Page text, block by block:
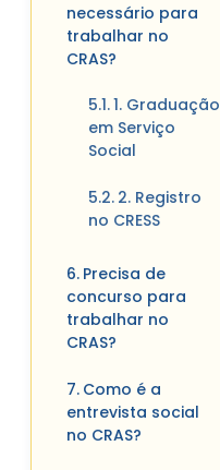
necessário para
trabalhar no
CRAS?
1. Graduação
em Serviço
Social
2. Registro
no CRESS
Precisa de
concurso para
trabalhar no
CRAS?
Como é a
entrevista social
no CRAS?